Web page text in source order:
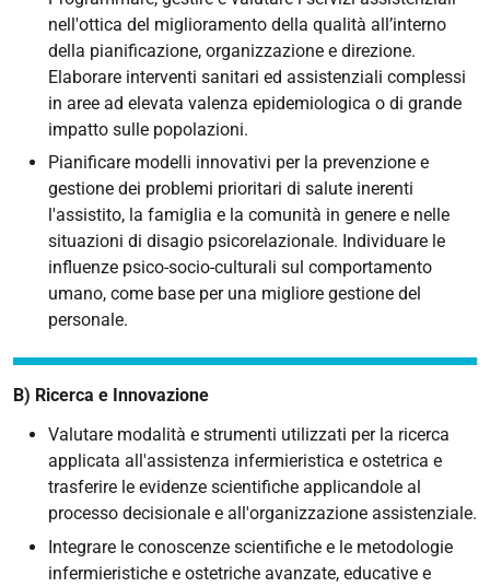
nell'ottica del miglioramento della qualità all’interno
della pianificazione, organizzazione e direzione.
Elaborare interventi sanitari ed assistenziali complessi
in aree ad elevata valenza epidemiologica o di grande
impatto sulle popolazioni.
Pianificare modelli innovativi per la prevenzione e
gestione dei problemi prioritari di salute inerenti
l'assistito, la famiglia e la comunità in genere e nelle
situazioni di disagio psicorelazionale. Individuare le
influenze psico-socio-culturali sul comportamento
umano, come base per una migliore gestione del
personale.
B) Ricerca e Innovazione
Valutare modalità e strumenti utilizzati per la ricerca
applicata all'assistenza infermieristica e ostetrica e
trasferire le evidenze scientifiche applicandole al
processo decisionale e all'organizzazione assistenziale.
Integrare le conoscenze scientifiche e le metodologie
infermieristiche e ostetriche avanzate, educative e